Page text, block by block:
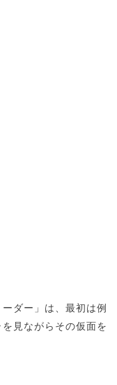
ダー」は、最初は例
見ながらその仮面を